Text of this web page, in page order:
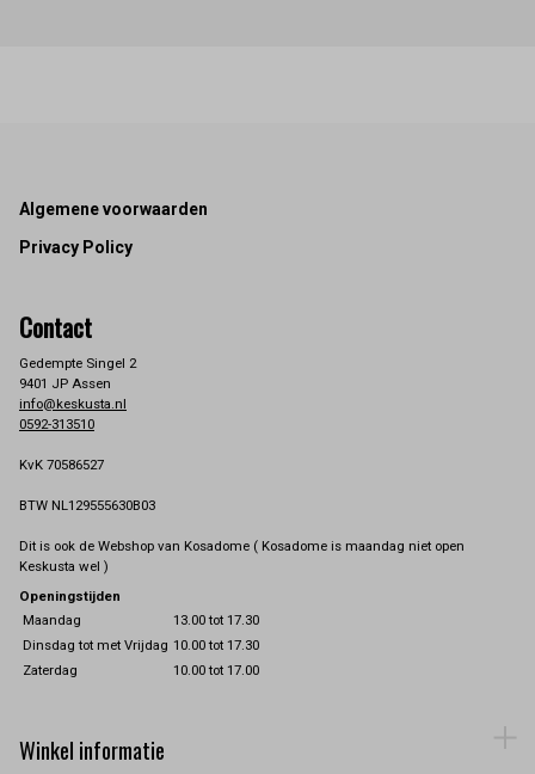
Footer
Algemene voorwaarden
Privacy Policy
Contact
Gedempte Singel 2
9401 JP Assen
info@keskusta.nl
0592-313510
KvK 70586527
BTW NL129555630B03
Dit is ook de Webshop van Kosadome ( Kosadome is maandag niet open
Keskusta wel )
Openingstijden
Maandag
13.00 tot 17.30
Dinsdag tot met Vrijdag 10.00 tot 17.30
Zaterdag
10.00 tot 17.00
Winkel informatie